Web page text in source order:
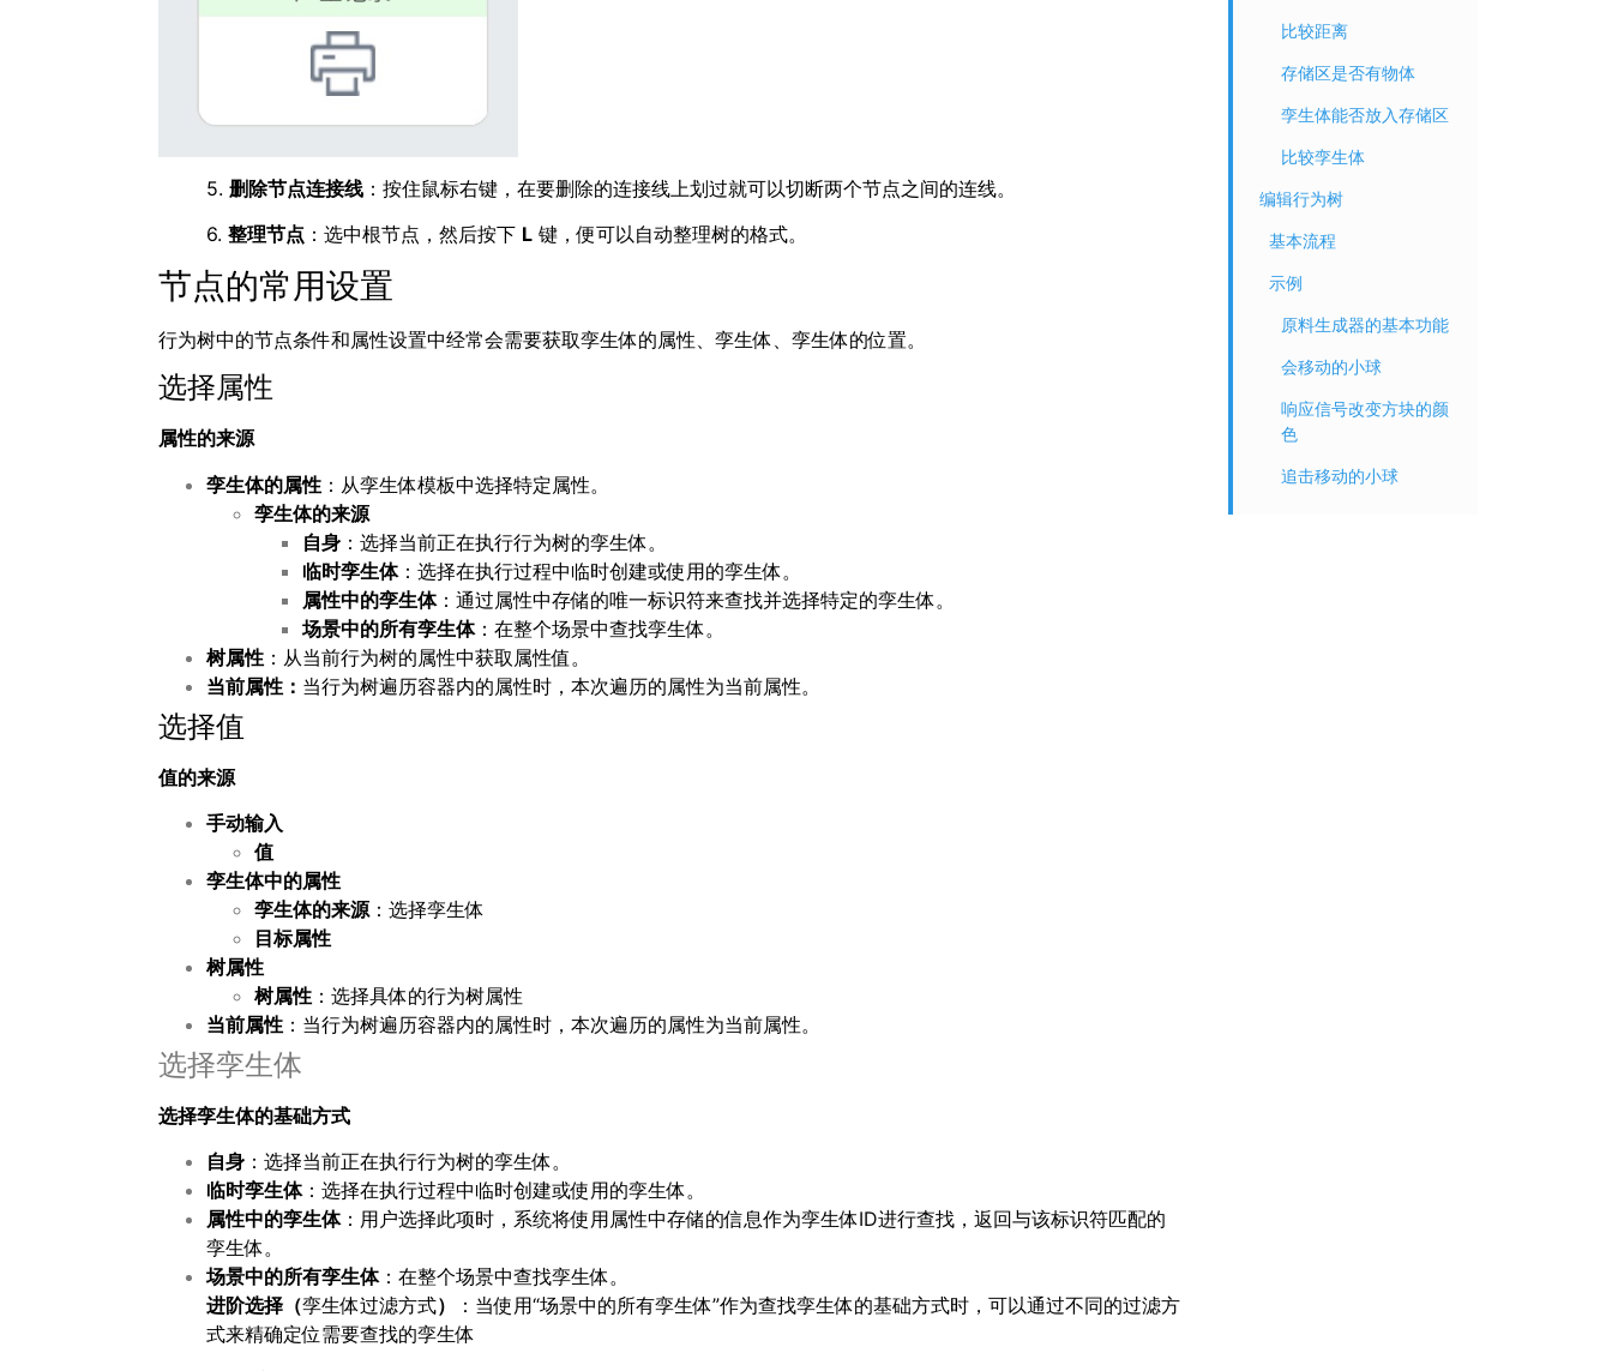
5. 删除节点连接线 ：按住鼠标右键，在要删除的连接线上划过就可以切断两个节点之间的连线。
6. 整理节点 ：选中根节点，然后按下 L 键，便可以自动整理树的格式。
节点的常用设置
行为树中的节点条件和属性设置中经常会需要获取孪生体的属性、孪生体、孪生体的位置。
选择属性
属性的来源
孪生体的属性 ：从孪生体模板中选择特定属性。
孪生体的来源
自身 ：选择当前正在执行行为树的孪生体。
临时孪生体：选择在执行过程中临时创建或使用的孪生体。
属性中的孪生体：通过属性中存储的唯一标识符来查找并选择特定的孪生体。
场景中的所有孪生体：在整个场景中查找孪生体。
树属性 ：从当前行为树的属性中获取属性值。
当前属性： 当行为树遍历容器内的属性时，本次遍历的属性为当前属性。
选择值
值的来源
手动输入
值
孪生体中的属性
孪生体的来源 ：选择孪生体
目标属性
树属性
树属性 ：选择具体的行为树属性
当前属性 ：当行为树遍历容器内的属性时，本次遍历的属性为当前属性。
选择孪生体
选择孪生体的基础方式
自身 ：选择当前正在执行行为树的孪生体。
临时孪生体：选择在执行过程中临时创建或使用的孪生体。
属性中的孪生体：用户选择此项时，系统将使用属性中存储的信息作为孪生体ID进行查找，返回与该标识符匹配的
孪生体。
场景中的所有孪生体：在整个场景中查找孪生体。
进阶选择（孪生体过滤方式）
：当使用“场景中的所有孪生体”作为查找孪生体的基础方式时，可以通过不同的过滤方
式来精确定位需要查找的孪生体
比较距离
存储区是否有物体
孪生体能否放入存储区
比较孪生体
编辑行为树
基本流程
示例
原料生成器的基本功能
会移动的小球
响应信号改变方块的颜
色
追击移动的小球